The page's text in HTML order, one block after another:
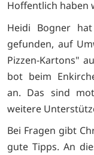
Hoffentlich haben
Heidi Bogner
gefunden, auf
Pizzen-Kartons"
bot beim
an. Das sind
weitere
Bei Fragen gibt
gute Tipps. An